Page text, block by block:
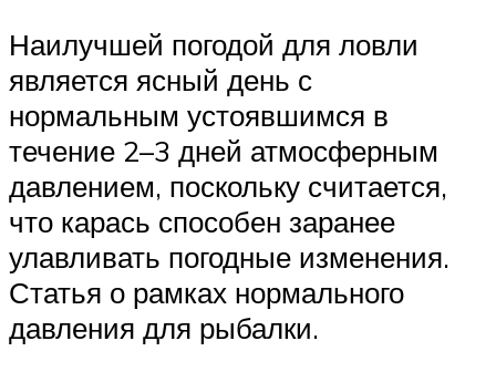
Наилучшей погодой для ловли
является ясный день с
нормальным устоявшимся в
течение 2–3 дней атмосферным
давлением, поскольку считается,
что карась способен заранее
улавливать погодные изменения.
Статья о рамках нормального
давления для рыбалки.